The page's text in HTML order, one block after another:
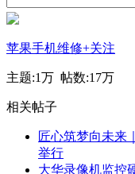
苹果手机维修+关注
主题:1万 帖数:17万
相关帖子
匠心筑梦向未来
举行
大华录像机监控